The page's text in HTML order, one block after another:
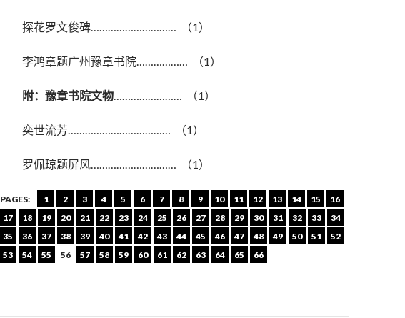
探花罗文俊碑………………………… （1）
李鸿章题广州豫章书院……………… （1）
附：豫章书院文物…………………… （1）
奕世流芳……………………………… （1）
罗佩琼题屏风………………………… （1）
PAGES: 1 2 3 4 5 6 7 8 9 10 11 12 13 14 15
16
17
18 19 20 21 22 23 24 25 26 27 28 29 30 31 32 33
34
35
36 37 38 39 40 41 42 43 44 45 46 47 48 49 50 51
52
53
54 55 56 57 58 59 60 61 62 63 64 65 66